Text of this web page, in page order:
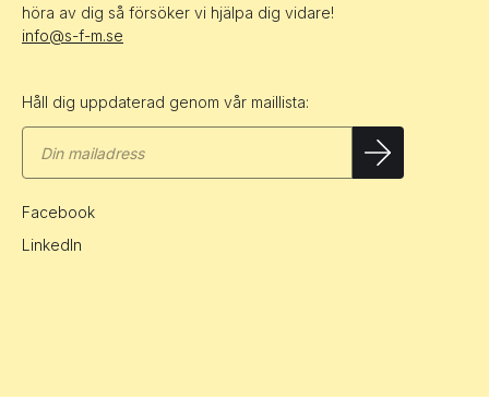
höra av dig så försöker vi hjälpa dig vidare!
info@s-f-m.se
Håll dig uppdaterad genom vår maillista:
Facebook
LinkedIn